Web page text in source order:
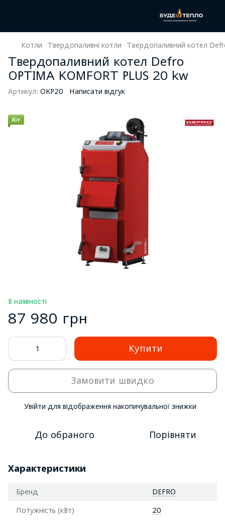
Котли Твердопаливні котли Твердопаливний котел
Твердопаливний котел Defro
OPTIMA KOMFORT PLUS 20 kw
Артикул: OKP20 Написати відгук
Хіт
В наявності
87 980 грн
Купити
Замовити швидко
Увійти для відображення накопичувальної знижки
До обраного Порівняти
Характеристики
Бренд DEFRO
Потужність (кВт) 20